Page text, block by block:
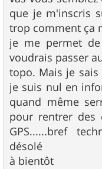
g
e
que je m'inscris
trop comment ça
je me permet
voudrais passer
topo. Mais je
je suis nul en
quand même
pour rentrer des
GPS......bref
désolé
à bientôt